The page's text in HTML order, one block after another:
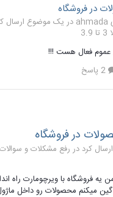
در فروشگاه
عموم فعال هست !!!
در فروشگاه
فروشگاه با ویرچومارت راه
میکنم محصولات رو داخل